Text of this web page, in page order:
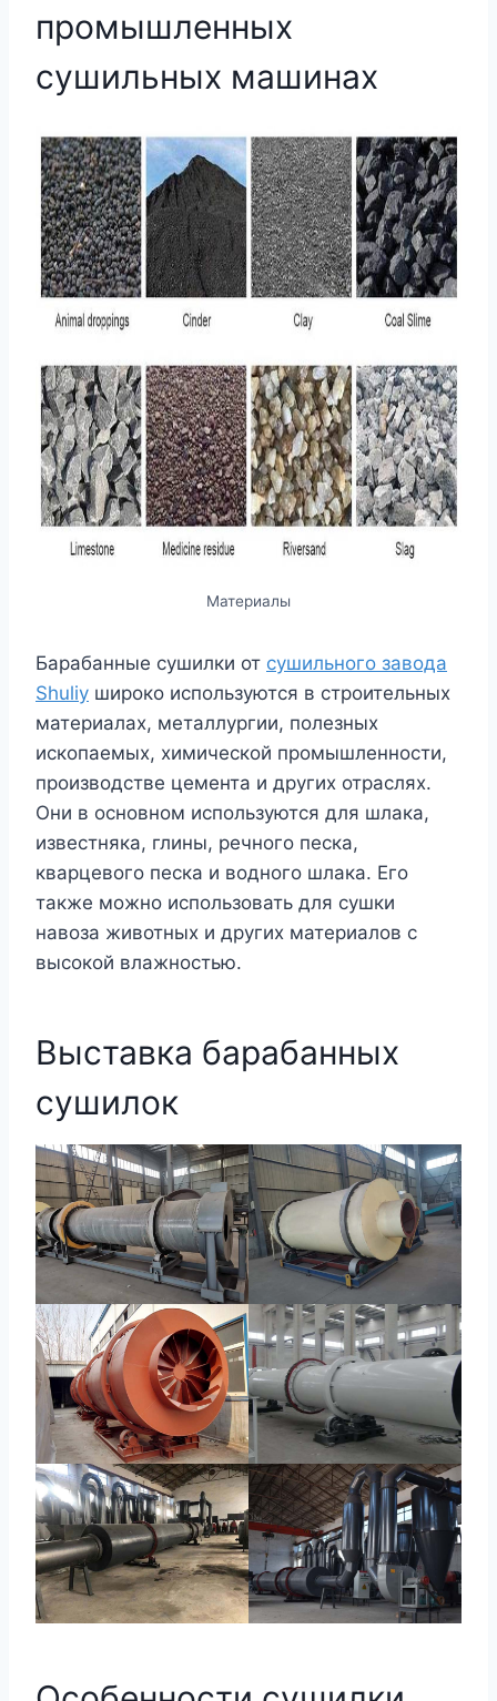
промышленных
сушильных машинах
Материалы
Барабанные сушилки от сушильного завода
Shuliy широко используются в строительных
материалах, металлургии, полезных
ископаемых, химической промышленности,
производстве цемента и других отраслях.
Они в основном используются для шлака,
известняка, глины, речного песка,
кварцевого песка и водного шлака. Его
также можно использовать для сушки
навоза животных и других материалов с
высокой влажностью.
Выставка барабанных
сушилок